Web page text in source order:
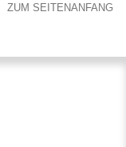
ZUM SEITENANFANG